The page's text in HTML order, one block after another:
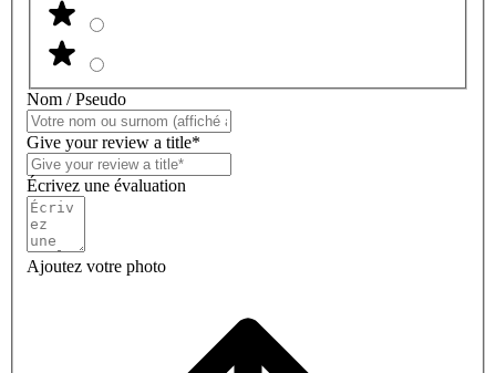
Nom / Pseudo
Give your review a title*
Écrivez une évaluation
Ajoutez votre photo